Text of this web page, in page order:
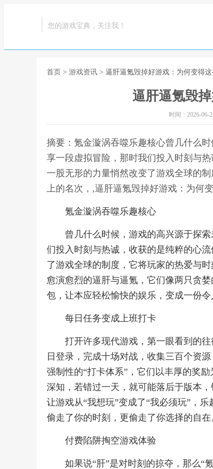
您的游戏宝典，关注我！
首页 > 游戏资讯 > 逼肝逼氪毁掉好游戏：为何变得这
逼肝逼氪毁
时间：2026-06-
摘要：氪金漩涡吞噬乐趣核心曾几什么
享一段虚拟冒险，那时我们投入时刻与
一股无形的力量悄然改变了游戏全球的
上的名次，,逼肝逼氪毁掉好游戏：为何
氪金漩涡吞噬乐趣核心
曾几什么时候，游戏的高兴源于探
们投入时刻与热诚，收获的是纯粹的心
了游戏全球的制度，它将玩家的热爱与
愈演愈烈的逼肝与逼氪，它们像两只贪
包，让本应轻松愉快的娱乐，变成一份令
每日任务变成上班打卡
打开许多现代游戏，第一眼看到的
日登录，完成十场对战，收集三百个资
强制性的“打卡体系”，它们以丰厚的奖
深知，若错过一天，就可能落后于版本
让游戏从“我想玩”变成了“我必须玩”，
偷走了你的时刻，更偷走了你选择的自在
付费陷阱掏空游戏体验
如果说“肝”是对时刻的掠夺，那么“